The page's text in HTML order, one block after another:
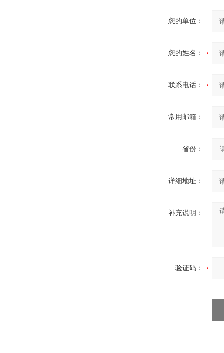
您的单位：
您的姓名：
联系电话：
常用邮箱：
省份：
详细地址：
补充说明：
验证码：